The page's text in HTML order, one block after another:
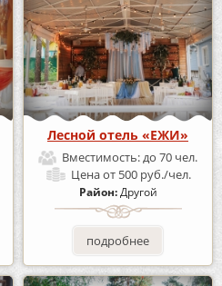
Лесной отель «ЕЖИ»
Вместимость:до 70 чел.
Ценаот 500 руб./чел.
Район:Другой
подробнее